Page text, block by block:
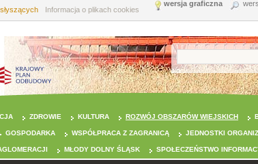
Informacja o plikach cookies
wersja graficzna
ZDROWIE KULTURA ROZWÓJ OBSZARÓW WIEJSKICH
GOSPODARKA WSPÓŁPRACA Z ZAGRANICĄ JEDNOSTKI
MŁODY DOLNY ŚLĄSK SPOŁECZEŃSTWO